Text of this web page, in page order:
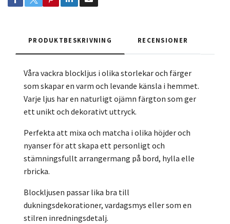
PRODUKTBESKRIVNING RECENSIONER
Våra vackra blockljus i olika storlekar och färger
som skapar en varm och levande känsla i hemmet.
Varje ljus har en naturligt ojämn färgton som ger
ett unikt och dekorativt uttryck.
Perfekta att mixa och matcha i olika höjder och
nyanser för att skapa ett personligt och
stämningsfullt arrangermang på bord, hylla elle
rbricka.
Blockljusen passar lika bra till
dukningsdekorationer, vardagsmys eller som en
stilren inredningsdetalj.